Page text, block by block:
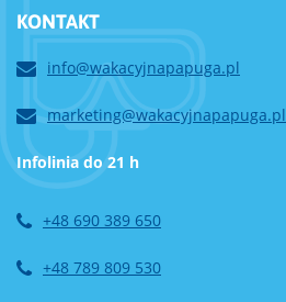
KONTAKT
info@wakacyjnapapuga.pl
marketing@wakacyjnapapuga.pl
Infolinia do 21 h
+48 690 389 650
+48 789 809 530